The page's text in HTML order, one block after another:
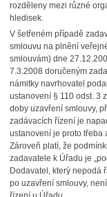
rozděleny mezi různé
hledisek.
V šetřeném případě
smlouvu na plnění
smlouvám) dne
7.3.2008 doručeným
námitky navrhovatel
ustanovení § 110 odst. 3
doby uzavření smlouvy,
zadávacích řízení je
ustanovení je proto třeba
Zároveň platí, že
zadavatele k Úřadu je
Dodavatel, který nepodá
po uzavření smlouvy,